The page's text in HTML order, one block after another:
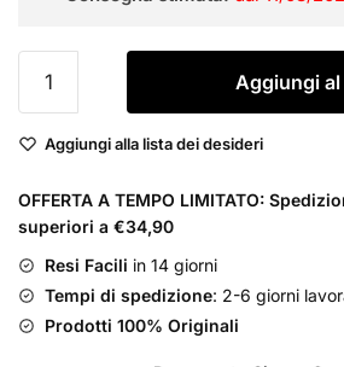
Only
the
Brave
Eau
de
Toilette
Uomo
quantità
Aggiungi
Aggiungi alla lista dei desideri
OFFERTA A TEMPO LIMITATO:
superiori a €34,90
Resi Facili in 14 giorni
Tempi di spedizione: 2-6 giorni
Prodotti 100% Originali